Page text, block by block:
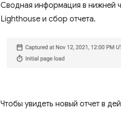
Сводная информация в нижней
Lighthouse и сбор отчета.
Чтобы увидеть новый отчет в